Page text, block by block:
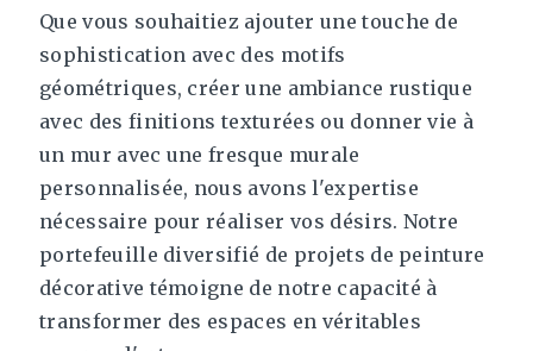
Que vous souhaitiez ajouter une touche de
sophistication avec des motifs
géométriques, créer une ambiance rustique
avec des finitions texturées ou donner vie à
un mur avec une fresque murale
personnalisée, nous avons l'expertise
nécessaire pour réaliser vos désirs. Notre
portefeuille diversifié de projets de peinture
décorative témoigne de notre capacité à
transformer des espaces en véritables